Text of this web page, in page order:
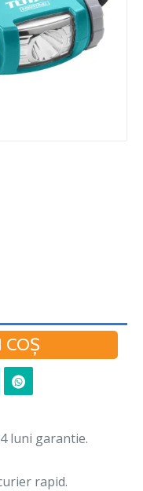
COŞ
luni garantie.
rapid.